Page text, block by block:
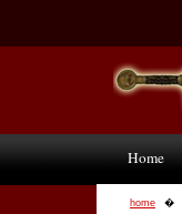
Home
home